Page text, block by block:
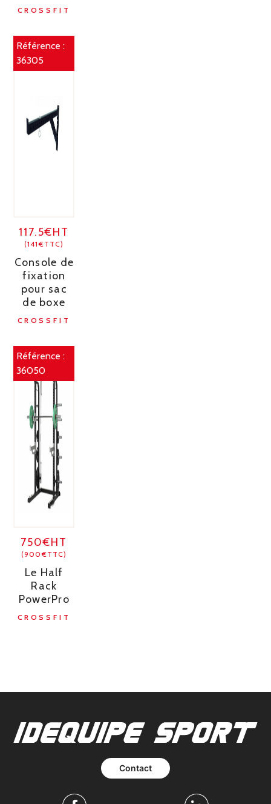
CROSSFIT
Référence :
36305
117.5€HT
(141€TTC)
Console de
fixation
pour sac
de boxe
CROSSFIT
Référence :
36050
750€HT
(900€TTC)
Le Half
Rack
PowerPro
CROSSFIT
Contact